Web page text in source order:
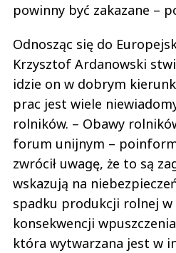
powinny być zakazane –
Odnosząc się do
Krzysztof Ardanowski
idzie on w dobrym
prac jest wiele
rolników. – Obawy
forum unijnym –
zwrócił uwagę, że to są
wskazują na
spadku produkcji rolnej w
konsekwencji
która wytwarzana jest w